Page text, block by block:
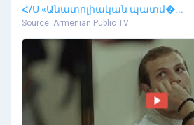
Հ/Ս «Անատոլիական պատմ�...
Source: Armenian Public TV